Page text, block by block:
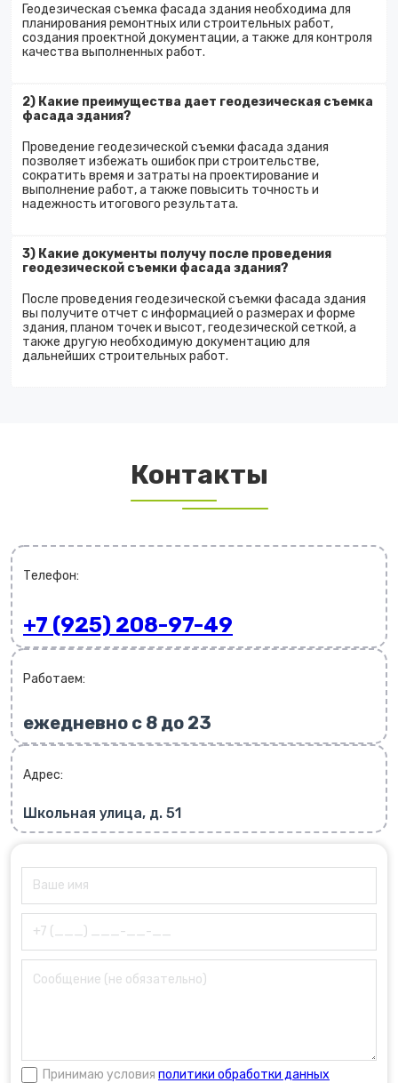
Геодезическая съемка фасада здания необходима для
планирования ремонтных или строительных работ,
создания проектной документации, а также для контроля
качества выполненных работ.
2) Какие преимущества дает геодезическая съемка
фасада здания?
Проведение геодезической съемки фасада здания
позволяет избежать ошибок при строительстве,
сократить время и затраты на проектирование и
выполнение работ, а также повысить точность и
надежность итогового результата.
3) Какие документы получу после проведения
геодезической съемки фасада здания?
После проведения геодезической съемки фасада здания
вы получите отчет с информацией о размерах и форме
здания, планом точек и высот, геодезической сеткой, а
также другую необходимую документацию для
дальнейших строительных работ.
Контакты
Телефон:
+7 (925) 208-97-49
Работаем:
ежедневно с 8 до 23
Адрес:
Школьная улица, д. 51
Принимаю условия политики обработки данных